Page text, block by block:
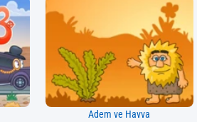
Adem ve Havva